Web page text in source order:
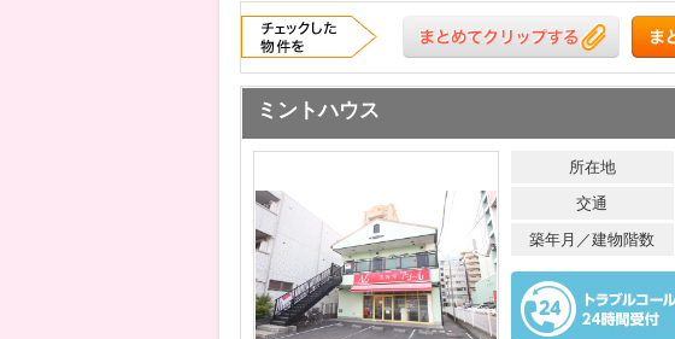
ミントハウス
所在地
交通
築年月／建物階数